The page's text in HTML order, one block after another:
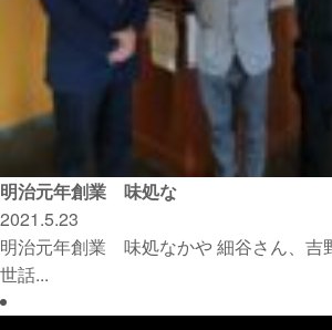
明治元年創業 味処な
2021.5.23
明治元年創業 味処なかや 細谷さん、吉
世話...